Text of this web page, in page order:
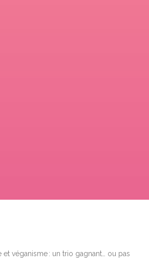
et véganisme : un trio gagnant… ou pas